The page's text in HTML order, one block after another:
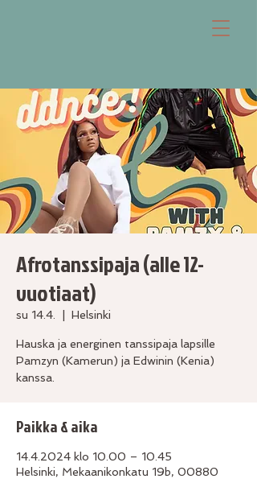
Afrotanssipaja (alle 12-
vuotiaat)
su 14.4. Helsinki
Hauska ja energinen tanssipaja lapsille
Pamzyn (Kamerun) ja Edwinin (Kenia)
kanssa.
Paikka & aika
14.4.2024 klo 10.00 – 10.45
Helsinki, Mekaanikonkatu 19b, 00880